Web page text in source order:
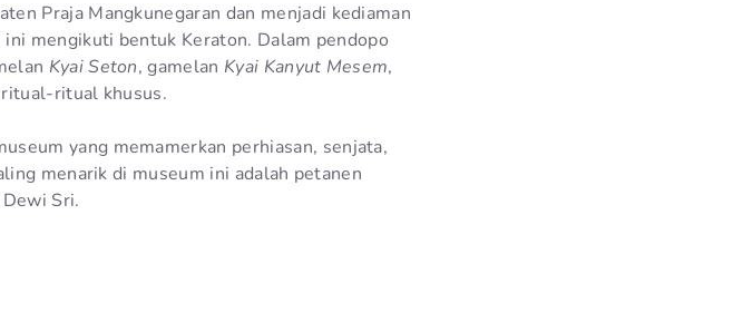
Praja Mangkunegaran dan menjadi kediaman
mengikuti bentuk Keraton. Dalam pendopo
Kyai Seton, gamelan Kyai Kanyut Mesem,
ritual-ritual khusus.
yang memamerkan perhiasan, senjata,
menarik di museum ini adalah petanen
Sri.